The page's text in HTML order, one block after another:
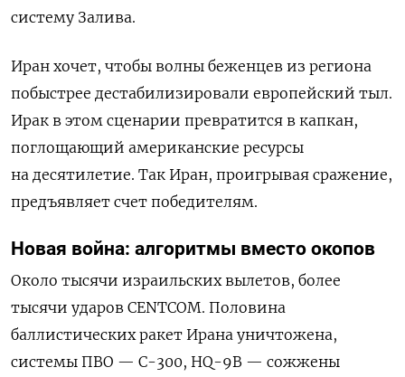
систему Залива.
Иран хочет, чтобы волны беженцев из региона
побыстрее дестабилизировали европейский тыл.
Ирак в этом сценарии превратится в капкан,
поглощающий американские ресурсы
на десятилетие. Так Иран, проигрывая сражение,
предъявляет счет победителям.
Новая война: алгоритмы вместо окопов
Около тысячи израильских вылетов, более
тысячи ударов CENTCOM. Половина
баллистических ракет Ирана уничтожена,
системы ПВО — С-300, HQ-9B — сожжены